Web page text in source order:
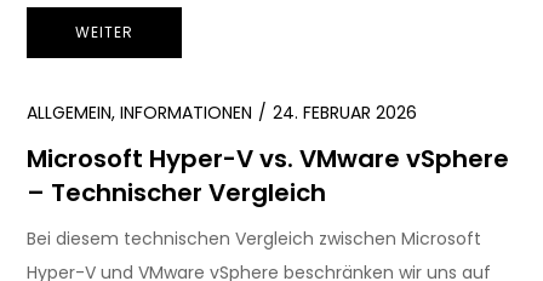
WEITER
ALLGEMEIN,INFORMATIONEN 24. FEBRUAR 2026
Microsoft Hyper-V vs. VMware vSphere
– Technischer Vergleich
Bei diesem technischen Vergleich zwischen Microsoft
Hyper-V und VMware vSphere beschränken wir uns auf